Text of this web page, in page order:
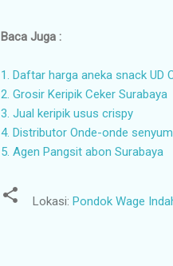
Baca Juga :
1. Daftar harga aneka snack UD
2. Grosir Keripik Ceker Surabaya
3. Jual keripik usus crispy
4. Distributor Onde-onde senyum
5. Agen Pangsit abon Surabaya
Lokasi: Pondok Wage